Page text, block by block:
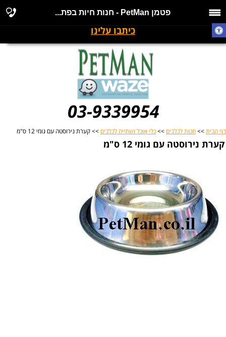
פטמן PetMan - חנות חיות בפת...
כיתבו עלינו
03-9339954
דף הבית >> חנות לכלבים >> כלי אוכל ושתייה לכלבים >> קערת נירוסטה עם גומי 12 ס"מ
קערת נירוסטה עם גומי 12 ס"מ